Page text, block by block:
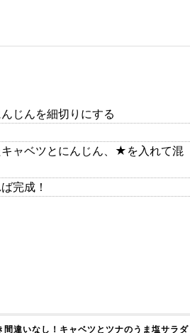
じんを細切りにする
ャベツとにんじん、★を入れて混
完成！
間違いなし！キャベツとツナのうま塩サラダ